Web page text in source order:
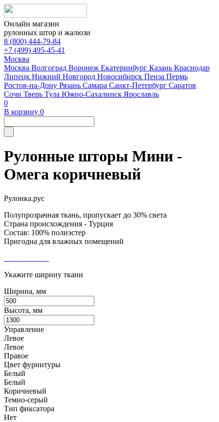
Онлайн магазин
рулонных штор и жалюзи
8 (800) 444-79-84
+7 (499) 495-45-41
Москва
Москва Волгоград Воронеж Екатеринбург Казань Краснодар
Липецк Нижний Новгород Новосибирск Пенза Пермь
Ростов-на-Дону Рязань Самара Санкт-Петербург Саратов
Сочи Тверь Тула Южно-Сахалинск Ярославль
0
В корзину 0
Рулонные шторы Мини -
Омега коричневый
Рулонка.рус
Полупрозрачная ткань, пропускает до 30% света
Страна происхождения - Турция
Состав: 100% полиэстер
Пригодна для влажных помещений
Укажите ширину ткани
Ширина, мм
Высота, мм
Управление
Левое
Левое
Правое
Цвет фурнитуры
Белый
Белый
Коричневый
Темно-серый
Тип фиксатора
Нет